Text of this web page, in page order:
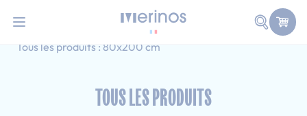
Faire
Accueil
Simple
Tous les produits : 80x200 cm
TOUS LES PRODUITS